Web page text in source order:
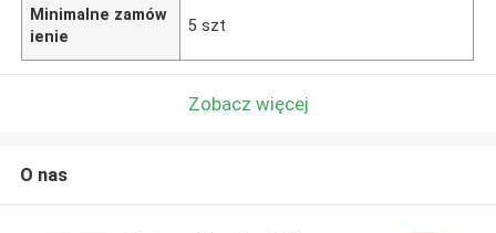
Minimalne zamów
ienie
5 szt
Zobacz więcej
O nas